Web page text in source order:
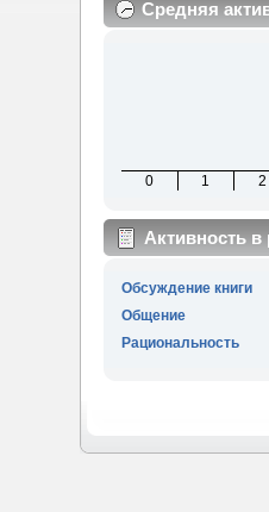
Средняя
0 1 2
Активность
Обсуждение книги
Общение
Рациональность